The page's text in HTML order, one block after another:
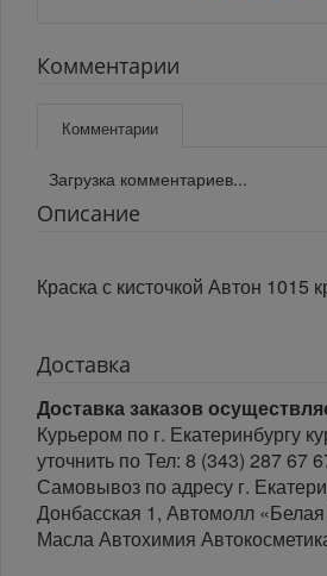
Комментарии
Комментарии
Загрузка комментариев...
Описание
Краска с кисточкой Автон 1015
Доставка
Доставка заказов
Курьером по г. Екатеринбургу
уточнить по Тел: 8 (343) 287 67
Самовывоз по адресу г.
Донбасская 1, Автомолл
Масла Автохимия